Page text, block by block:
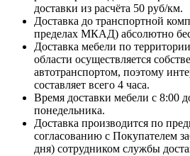
доставки из расчёта 50 руб/км.
Доставка до транспортной
пределах МКАД) абсолютно
Доставка мебели по
области осуществляется
автотранспортом, поэтому
составляет всего 4 часа.
Время доставки мебели с 8:00
понедельника.
Доставка производится по
согласованию с Покупателем
дня) сотрудником службы